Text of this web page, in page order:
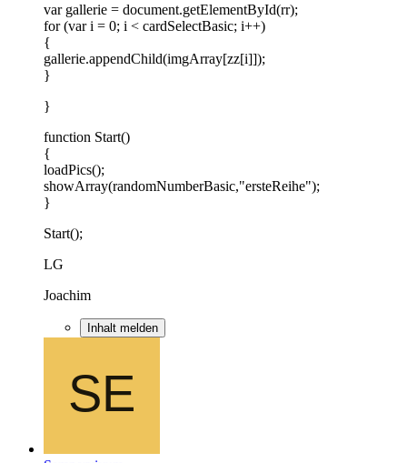
var gallerie = document.getElementById(rr);
for (var i = 0; i < cardSelectBasic; i++)
{
gallerie.appendChild(imgArray[zz[i]]);
}
}
function Start()
{
loadPics();
showArray(randomNumberBasic,"ersteReihe");
}
Start();
LG
Joachim
Inhalt melden